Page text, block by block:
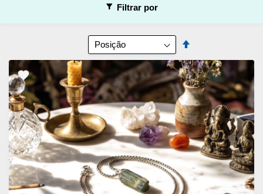
Filtrar por
Ordenar
por
Decrescente
ADICIONAR
OS
FAVORITOS